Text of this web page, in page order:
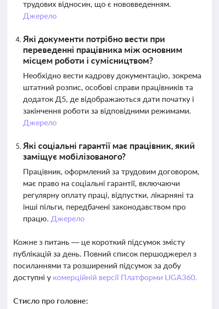
трудових відносин, що є нововведенням.
Джерело
Які документи потрібно вести при
переведенні працівника між основним
місцем роботи і сумісництвом?
Необхідно вести кадрову документацію, зокрема
штатний розпис, особові справи працівників та
додаток Д5, де відображаються дати початку і
закінчення роботи за відповідними режимами.
Джерело
Які соціальні гарантії має працівник, який
заміщує мобілізованого?
Працівник, оформлений за трудовим договором,
має право на соціальні гарантії, включаючи
регулярну оплату праці, відпустки, лікарняні та
інші пільги, передбачені законодавством про
працю. Джерело
Кожне з питань — це короткий підсумок змісту
публікацій за день. Повний список першоджерел з
посиланнями та розширений підсумок за добу
доступні у комерційній версії Платформи LIGA360.
Стисло про головне: